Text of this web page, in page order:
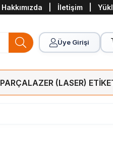
Hakkımızda İletişim
Üye Girişi
LAZER (LASER)